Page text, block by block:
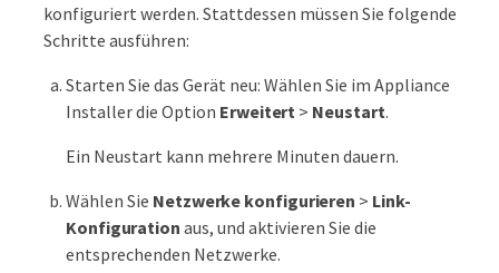
konfiguriert werden. Stattdessen müssen Sie folgende
Schritte ausführen:
Starten Sie das Gerät neu: Wählen Sie im Appliance
Installer die Option Erweitert > Neustart.
Ein Neustart kann mehrere Minuten dauern.
Wählen Sie Netzwerke konfigurieren > Link-
Konfiguration aus, und aktivieren Sie die
entsprechenden Netzwerke.